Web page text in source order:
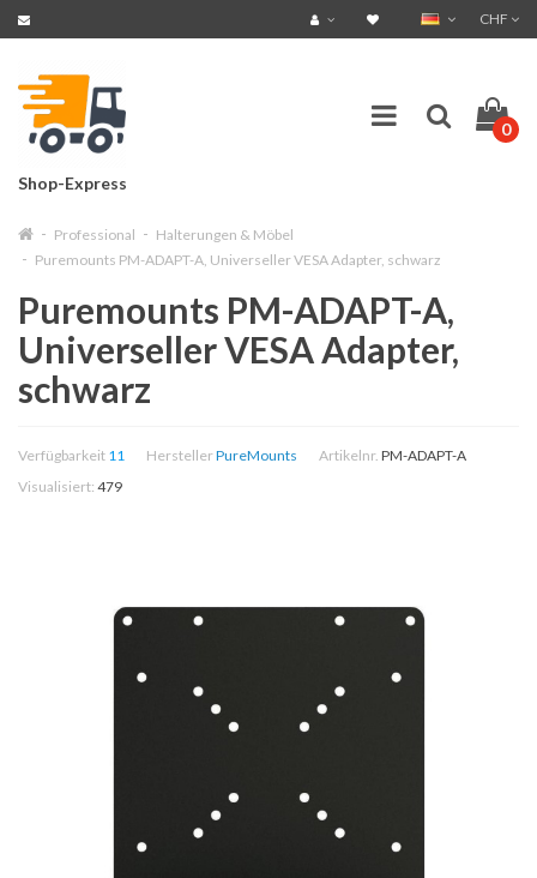
CHF
Shop-Express
0
Professional
Halterungen & Möbel
Puremounts PM-ADAPT-A, Universeller VESA Adapter, schwarz
Puremounts PM-ADAPT-A,
Universeller VESA Adapter,
schwarz
Verfügbarkeit 11 HerstellerPureMounts Artikelnr. PM-ADAPT-A
Visualisiert: 479